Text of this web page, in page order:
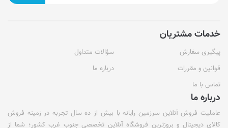
خدمات مشتریان
پیگیری سفارش
سؤالات متداول
قوانین و مقررات
درباره ما
تماس با ما
درباره ما
عاملیت فروش آنلاین سرزمین رایانه با بیش از ده سال تجربه در زمینه فروش
کالای دیجیتال و بروزترین فروشگاه آنلاین تخصصی جنوب غرب کشور؛ شما از